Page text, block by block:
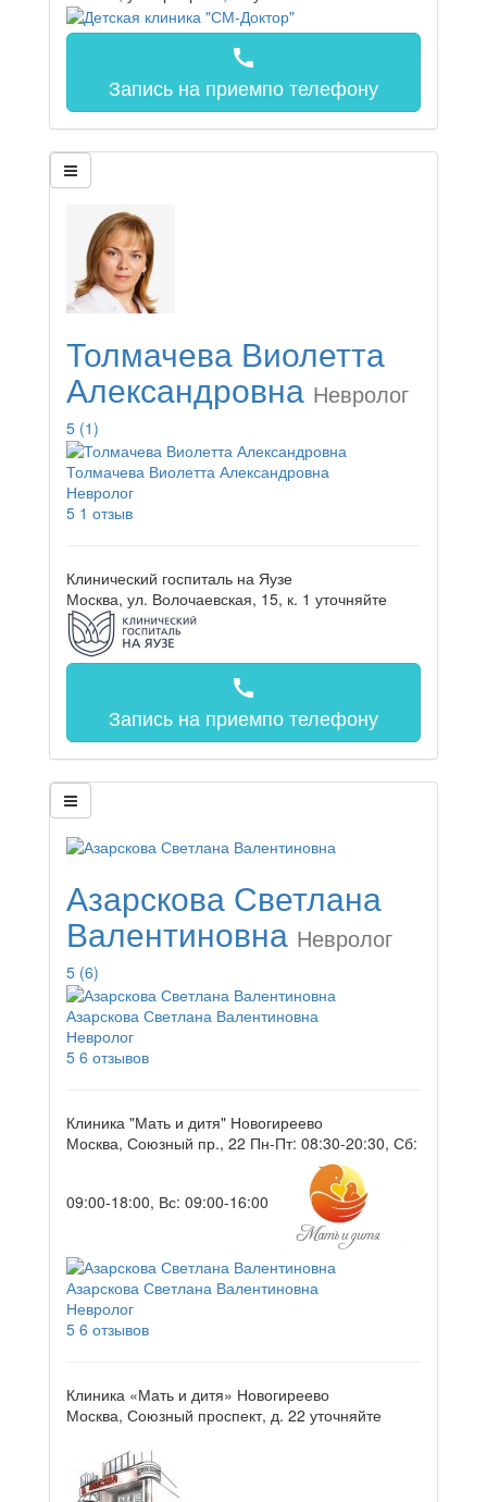
call
Запись на приемпо телефону
Толмачева Виолетта
Александровна Невролог
5 (1)
Толмачева Виолетта Александровна
Невролог
5 1 отзыв
Клинический госпиталь на Яузе
Москва, ул. Волочаевская, 15, к. 1 уточняйте
call
Запись на приемпо телефону
Азарскова Светлана
Валентиновна Невролог
5 (6)
Азарскова Светлана Валентиновна
Невролог
5 6 отзывов
Клиника "Мать и дитя" Новогиреево
Москва, Союзный пр., 22 Пн-Пт: 08:30-20:30, Сб:
09:00-18:00, Вс: 09:00-16:00
Азарскова Светлана Валентиновна
Невролог
5 6 отзывов
Клиника «Мать и дитя» Новогиреево
Москва, Союзный проспект, д. 22 уточняйте